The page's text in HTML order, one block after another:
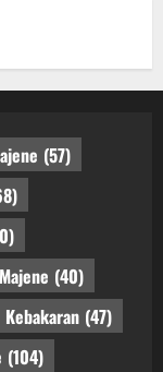
(57)
(40)
Kebakaran (47)
(104)